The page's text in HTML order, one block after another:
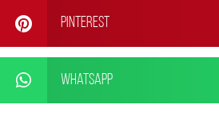
Pinterest
WhatsApp